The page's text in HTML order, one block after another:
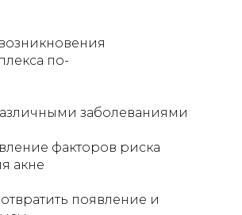
по-
заболеваниями
факторов риска
акне
появление и